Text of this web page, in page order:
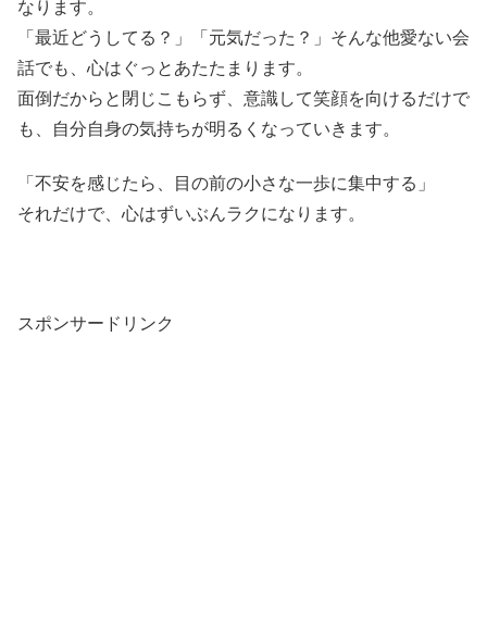
なります。
「最近どうしてる？」「元気だった？」そんな他愛ない会
話でも、心はぐっとあたたまります。
面倒だからと閉じこもらず、意識して笑顔を向けるだけで
も、自分自身の気持ちが明るくなっていきます。
「不安を感じたら、目の前の小さな一歩に集中する」
それだけで、心はずいぶんラクになります。
スポンサードリンク